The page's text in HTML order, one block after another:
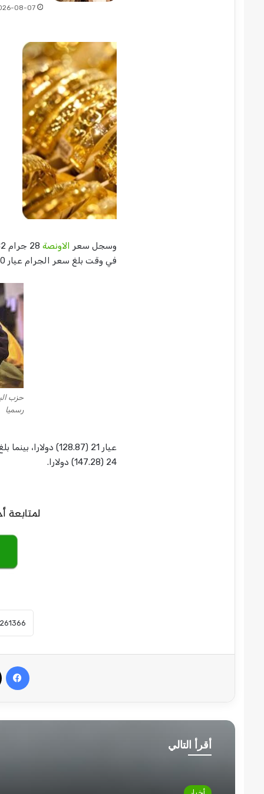
08-07
وسجل سعر الاونصة
في وقت بلغ سعر الجرام عيار 20 (122.73) دولارا، كما سجل سعر الجرام
حزب
رسميا
24 (147.28) دولارا.
أقرأ التالي